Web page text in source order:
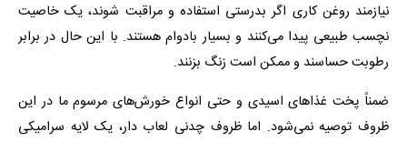
نیازمند روغن‌ کاری اگر بدرستی استفاده و مراقبت شوند، یک خاصیت
نچسب طبیعی پیدا می‌کنند و بسیار بادوام هستند. با این حال در برابر
رطوبت حساسند و ممکن است زنگ بزنند.
ضمناً پخت غذاهای اسیدی و حتی انواع خورش‌های مرسوم ما در این
ظروف توصیه نمی‌شود. اما ظروف چدنی لعاب دار، یک لایه سرامیکی